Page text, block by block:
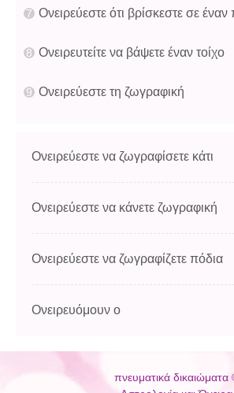
Ονειρεύεστε ότι βρίσκεστε σε έναν
Ονειρευτείτε να βάψετε έναν τοίχο
Ονειρεύεστε τη ζωγραφική
Ονειρεύεστε να ζωγραφίσετε κάτι
Ονειρεύεστε να κάνετε ζωγραφική
Ονειρεύεστε να ζωγραφίζετε πόδια
Ονειρευόμουν ο
πνευματικά δικαιώματα